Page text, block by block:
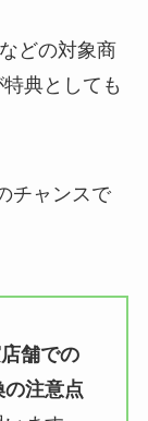
どの対象商
典としても
チャンスで
舗での
注意点